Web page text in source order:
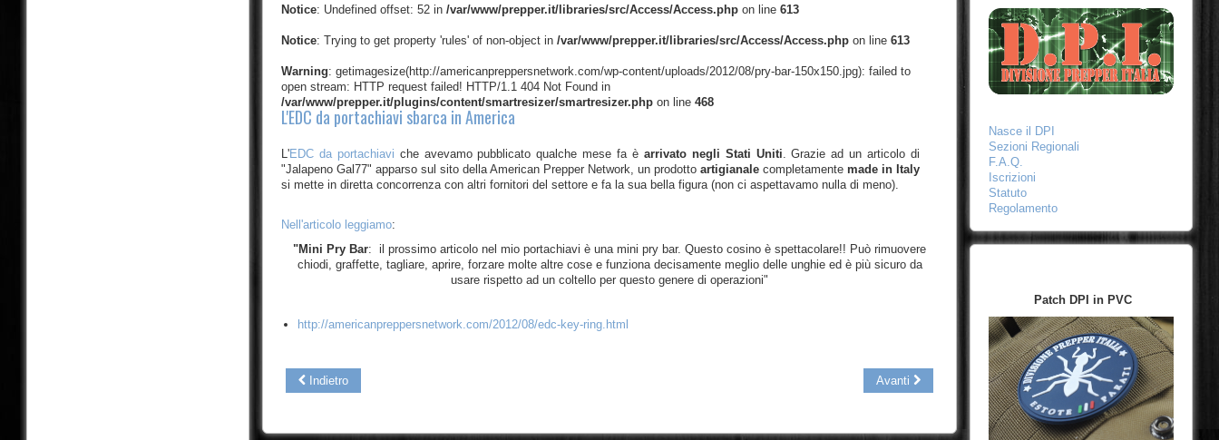
Notice: Undefined offset: 52 in /var/www/prepper.it/libraries/src/Access/Access.php on line 613
Notice: Trying to get property 'rules' of non-object in /var/www/prepper.it/libraries/src/Access/Access.php on line 613
Warning: getimagesize(http://americanpreppersnetwork.com/wp-content/uploads/2012/08/pry-bar-150x150.jpg): failed to
open stream: HTTP request failed! HTTP/1.1 404 Not Found in
/var/www/prepper.it/plugins/content/smartresizer/smartresizer.php on line 468
L'EDC da portachiavi sbarca in America
L'EDC da portachiavi che avevamo pubblicato qualche mese fa è arrivato negli Stati Uniti. Grazie ad un articolo di
"Jalapeno Gal77" apparso sul sito della American Prepper Network, un prodotto artigianale completamente made in Italy
si mette in diretta concorrenza con altri fornitori del settore e fa la sua bella figura (non ci aspettavamo nulla di meno).
Nell'articolo leggiamo:
"Mini Pry Bar: il prossimo articolo nel mio portachiavi è una mini pry bar. Questo cosino è spettacolare!! Può rimuovere
chiodi, graffette, tagliare, aprire, forzare molte altre cose e funziona decisamente meglio delle unghie ed è più sicuro da
usare rispetto ad un coltello per questo genere di operazioni"
http://americanpreppersnetwork.com/2012/08/edc-key-ring.html
Indietro Avanti
Nasce il DPI
Sezioni Regionali
F.A.Q.
Iscrizioni
Statuto
Regolamento
Patch DPI in PVC